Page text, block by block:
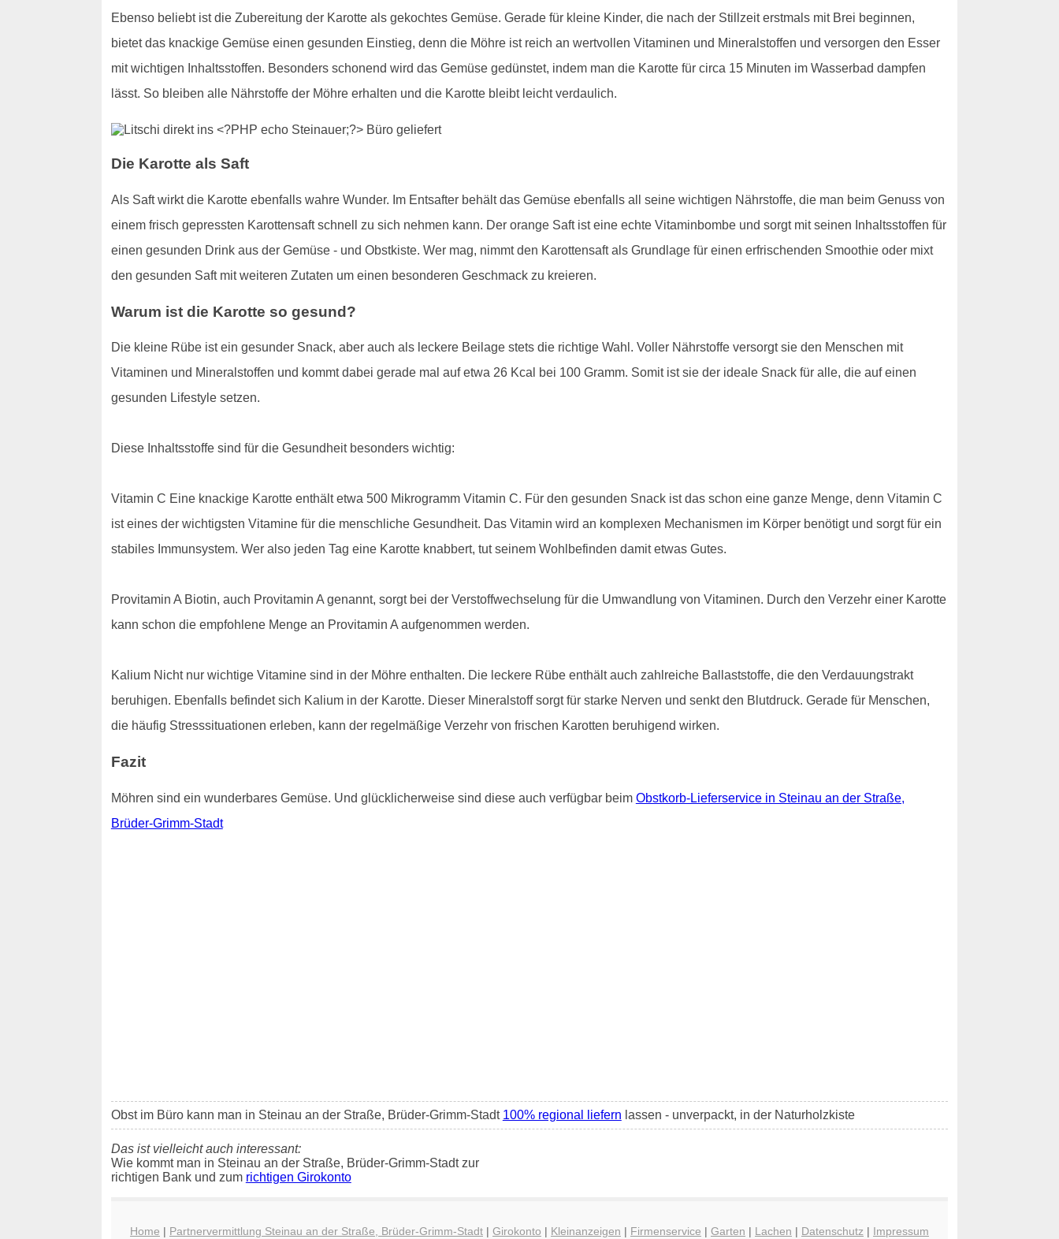
Ebenso beliebt ist die Zubereitung der Karotte als gekochtes Gemüse. Gerade für kleine Kinder, die nach der Stillzeit erstmals mit Brei beginnen,
bietet das knackige Gemüse einen gesunden Einstieg, denn die Möhre ist reich an wertvollen Vitaminen und Mineralstoffen und versorgen den Esser
mit wichtigen Inhaltsstoffen. Besonders schonend wird das Gemüse gedünstet, indem man die Karotte für circa 15 Minuten im Wasserbad dampfen
lässt. So bleiben alle Nährstoffe der Möhre erhalten und die Karotte bleibt leicht verdaulich.
Die Karotte als Saft
Als Saft wirkt die Karotte ebenfalls wahre Wunder. Im Entsafter behält das Gemüse ebenfalls all seine wichtigen Nährstoffe, die man beim Genuss von
einem frisch gepressten Karottensaft schnell zu sich nehmen kann. Der orange Saft ist eine echte Vitaminbombe und sorgt mit seinen Inhaltsstoffen für
einen gesunden Drink aus der Gemüse - und Obstkiste. Wer mag, nimmt den Karottensaft als Grundlage für einen erfrischenden Smoothie oder mixt
den gesunden Saft mit weiteren Zutaten um einen besonderen Geschmack zu kreieren.
Warum ist die Karotte so gesund?
Die kleine Rübe ist ein gesunder Snack, aber auch als leckere Beilage stets die richtige Wahl. Voller Nährstoffe versorgt sie den Menschen mit
Vitaminen und Mineralstoffen und kommt dabei gerade mal auf etwa 26 Kcal bei 100 Gramm. Somit ist sie der ideale Snack für alle, die auf einen
gesunden Lifestyle setzen.
Diese Inhaltsstoffe sind für die Gesundheit besonders wichtig:
Vitamin C Eine knackige Karotte enthält etwa 500 Mikrogramm Vitamin C. Für den gesunden Snack ist das schon eine ganze Menge, denn Vitamin C
ist eines der wichtigsten Vitamine für die menschliche Gesundheit. Das Vitamin wird an komplexen Mechanismen im Körper benötigt und sorgt für ein
stabiles Immunsystem. Wer also jeden Tag eine Karotte knabbert, tut seinem Wohlbefinden damit etwas Gutes.
Provitamin A Biotin, auch Provitamin A genannt, sorgt bei der Verstoffwechselung für die Umwandlung von Vitaminen. Durch den Verzehr einer Karotte
kann schon die empfohlene Menge an Provitamin A aufgenommen werden.
Kalium Nicht nur wichtige Vitamine sind in der Möhre enthalten. Die leckere Rübe enthält auch zahlreiche Ballaststoffe, die den Verdauungstrakt
beruhigen. Ebenfalls befindet sich Kalium in der Karotte. Dieser Mineralstoff sorgt für starke Nerven und senkt den Blutdruck. Gerade für Menschen,
die häufig Stresssituationen erleben, kann der regelmäßige Verzehr von frischen Karotten beruhigend wirken.
Fazit
Möhren sind ein wunderbares Gemüse. Und glücklicherweise sind diese auch verfügbar beim Obstkorb-Lieferservice in Steinau an der Straße,
Brüder-Grimm-Stadt
Obst im Büro kann man in Steinau an der Straße, Brüder-Grimm-Stadt 100% regional liefern lassen - unverpackt, in der Naturholzkiste
Das ist vielleicht auch interessant:
Wie kommt man in Steinau an der Straße, Brüder-Grimm-Stadt zur
richtigen Bank und zum richtigen Girokonto
Home | Partnervermittlung Steinau an der Straße, Brüder-Grimm-Stadt| Girokonto | Kleinanzeigen | Firmenservice | Garten | Lachen | Datenschutz| Impressum